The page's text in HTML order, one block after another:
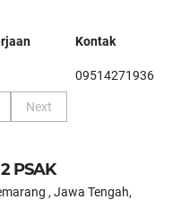
Kontak
09514271936
Next
PSAK
, Jawa Tengah,